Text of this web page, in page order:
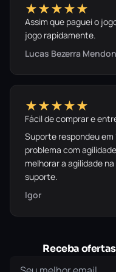
★★★★★
Assim que paguei o
jogo rapidamente.
Lucas Bezerra
★★★★★
Fácil de comprar e
Suporte respondeu
problema com
melhorar a agilidade
suporte.
Igor
Receba